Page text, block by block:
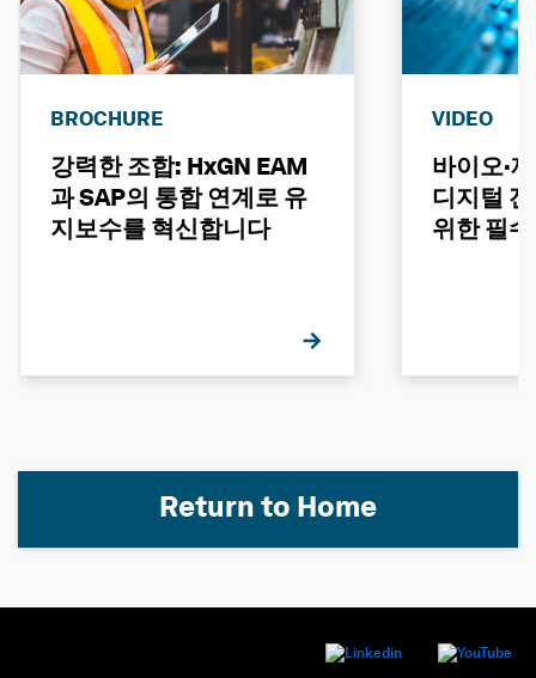
BROCHURE
강력한 조합: HxGN EAM
과 SAP의 통합 연계로 유
지보수를 혁신합니다
VIDEO
바이오·
디지털
위한 필
Return to Home